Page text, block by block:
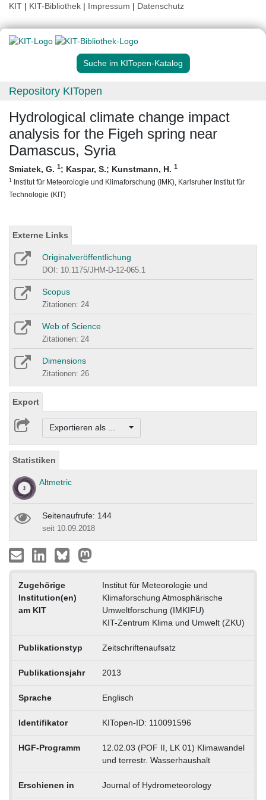
KIT | KIT-Bibliothek | Impressum | Datenschutz
Suche im KITopen-Katalog
Repository KITopen
Hydrological climate change impact
analysis for the Figeh spring near
Damascus, Syria
Smiatek, G. 1; Kaspar, S.; Kunstmann, H. 1
1 Institut für Meteorologie und Klimaforschung (IMK), Karlsruher Institut für
Technologie (KIT)
Externe Links
Originalveröffentlichung
DOI: 10.1175/JHM-D-12-065.1
Scopus
Zitationen: 24
Web of Science
Zitationen: 24
Dimensions
Zitationen: 26
Export
Exportieren als ...
Statistiken
Altmetric
Seitenaufrufe: 144
seit 10.09.2018
Zugehörige
Institution(en)
am KIT
Institut für Meteorologie und
Klimaforschung Atmosphärische
Umweltforschung (IMKIFU)
KIT-Zentrum Klima und Umwelt (ZKU)
Publikationstyp Zeitschriftenaufsatz
Publikationsjahr 2013
Sprache Englisch
Identifikator KITopen-ID: 110091596
HGF-Programm
12.02.03 (POF II, LK 01) Klimawandel
und terrestr. Wasserhaushalt
Erschienen in Journal of Hydrometeorology